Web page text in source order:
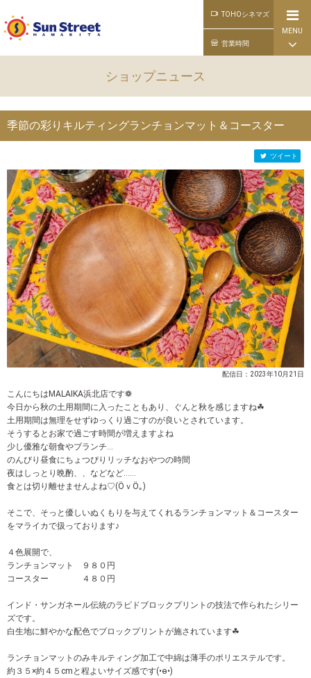
TOHOシネマズ
営業時間
MENU
公式ライン
ショップニュース
季節の彩りキルティングランチョンマット＆コースター
ツイート
配信日：2023年10月21日
こんにちはMALAIKA浜北店です❁
今日から秋の土用期間に入ったこともあり、ぐんと秋を感じますね☘
土用期間は無理をせずゆっくり過ごすのが良いとされています。
そうするとお家で過ごす時間が増えますよね
少し優雅な朝食やブランチ…
のんびり昼食にちょつぴりリッチなおやつの時間
夜はしっとり晩酌、、などなど……
食とは切り離せませんよね♡(ӦｖӦ｡)
そこで、そっと優しいぬくもりを与えてくれるランチョンマット＆コースター
をマライカで扱っております♪
４色展開で、
ランチョンマット ９８０円
コースター ４８０円
インド・サンガネール伝統のラピドブロックプリントの技法で作られたシリー
ズです。
白生地に鮮やかな配色でブロックプリントが施されています☘
ランチョンマットのみキルティング加工で中綿は薄手のポリエステルです。
約３５×約４５cmと程よいサイズ感です(•ө•)